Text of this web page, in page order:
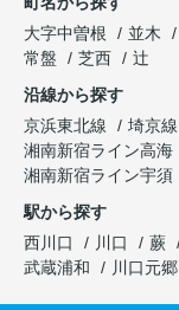
大字中曽根
並木
常盤
芝西
辻
沿線から探す
京浜東北線
埼京線
湘南新宿ライン高海
湘南新宿ライン宇須
駅から探す
西川口
川口 蕨
武蔵浦和
川口元郷